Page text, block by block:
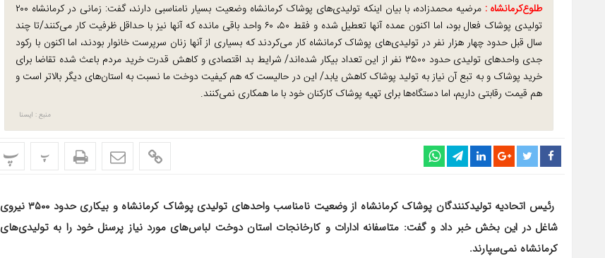
طلوع‌‌کرمانشاه :
مرضیه محمدزاده، با بیان اینکه تولیدی‌های پوشاک کرمانشاه وضعیت بسیار نامناسبی دارند، گفت: زمانی در کرمانشاه ۲۰۰
تولیدی پوشاک فعال بود، اما اکنون عمده آنها تعطیل شده و فقط ۵۰، ۶۰ واحد باقی مانده که آنها نیز با حداقل ظرفیت کار می‌کنند/تا چند
سال قبل حدود چهار هزار نفر در تولیدی‌های پوشاک کرمانشاه کار می‌کردند که بسیاری از آنها زنان سرپرست خانوار بودند، اما اکنون با رکود
جدی واحدهای تولیدی حدود ۳۵۰۰ نفر از این تعداد بیکار شده‌اند/ شرایط بد اقتصادی و کاهش قدرت خرید مردم باعث شده تقاضا برای
خرید پوشاک و به تبع آن نیاز به تولید پوشاک کاهش یابد/ این در حالیست که هم کیفیت دوخت ما نسبت به استان‌های دیگر بالاتر است و
هم قیمت رقابتی داریم، اما دستگاه‌ها برای تهیه پوشاک کارکنان خود با ما همکاری نمی‌کنند.
منبع : ایسنا
پ پ
رئیس اتحادیه تولیدکنندگان پوشاک کرمانشاه از وضعیت نامناسب واحدهای تولیدی پوشاک کرمانشاه و بیکاری حدود ۳۵۰۰ نیروی
شاغل در این بخش خبر داد و گفت: متاسفانه ادارات و کارخانجات استان دوخت لباس‌های مورد نیاز پرسنل خود را به تولیدی‌های
کرمانشاه نمی‌سپارند.